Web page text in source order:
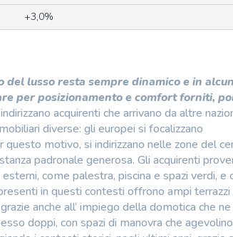
+3,0%
del lusso resta sempre dinamico e in
per posizionamento e comfort forniti,
acquirenti che arrivano da altre
diverse: gli europei si focalizzano
motivo, si indirizzano nelle zone del
padronale generosa. Gli acquirenti
come palestra, piscina e spazi verdi, e
in questi contesti offrono ampi terrazzi
anche all’ impiego della domotica che
doppi, con spazi di manovra che